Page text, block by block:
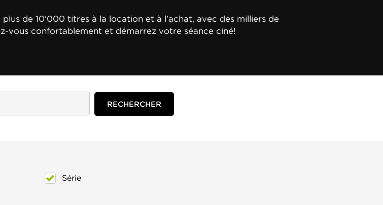
de 10'000 titres à la location et à l'achat, avec des milliers de
vous confortablement et démarrez votre séance ciné!
Série